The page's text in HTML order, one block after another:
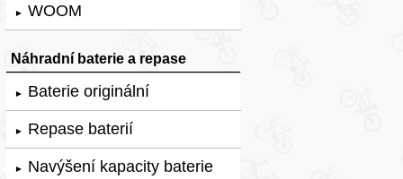
► WOOM
Náhradní baterie a repase
► Baterie originální
► Repase baterií
► Navýšení kapacity baterie